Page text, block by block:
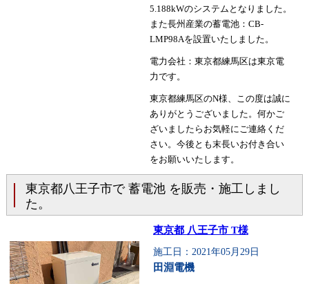
5.188kWのシステムとなりました。
また長州産業の蓄電池：CB-
LMP98Aを設置いたしました。
電力会社：東京都練馬区は東京電
力です。
東京都練馬区のN様、この度は誠に
ありがとうございました。何かご
ざいましたらお気軽にご連絡くだ
さい。今後とも末長いお付き合い
をお願いいたします。
東京都八王子市で 蓄電池 を販売・施工しまし
た。
東京都 八王子市 T様
施工日：2021年05月29日
田淵電機